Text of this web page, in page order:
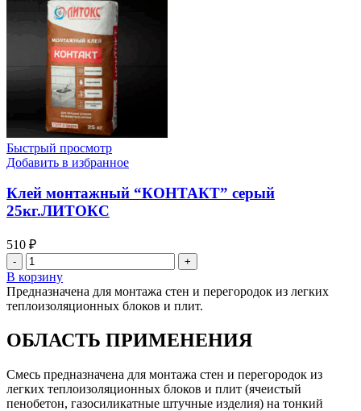
Быстрый просмотр
Добавить в избранное
Клей монтажный “КОНТАКТ” серый
25кг.ЛИТОКС
510 ₽
Количество
товара
Клей
монтажный
"КОНТАКТ"
серый
25кг.ЛИТОКС
В корзину
Предназначена для монтажа стен и перегородок из легких
теплоизоляционных блоков и плит.
ОБЛАСТЬ ПРИМЕНЕНИЯ
Смесь предназначена для монтажа стен и перегородок из
легких теплоизоляционных блоков и плит (ячеистый
пенобетон, газосиликатные штучные изделия) на тонкий